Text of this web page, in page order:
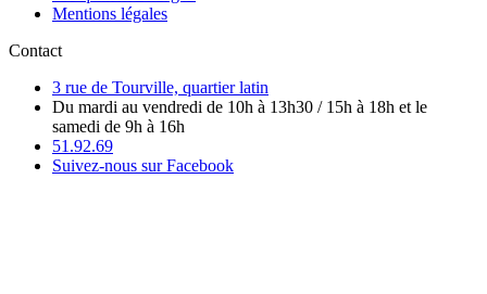
Mentions légales
Contact
3 rue de Tourville, quartier latin
Du mardi au vendredi de 10h à 13h30 / 15h à 18h et le
samedi de 9h à 16h
51.92.69
Suivez-nous sur Facebook